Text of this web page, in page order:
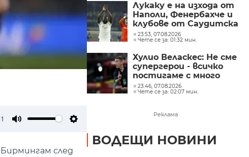
след
Лукаку е на изхода от
Наполи, Фенербахче и
клубове от Саудитска
Арабия следят
ситуацията
23:53, 07.08.2026
Чете се за: 01:32 мин.
Хулио Веласкес: Не сме
супергерои - всичко
постигаме с много
труд
23:46, 07.08.2026
Чете се за: 02:07 мин.
Реклама
ВОДЕЩИ НОВИНИ